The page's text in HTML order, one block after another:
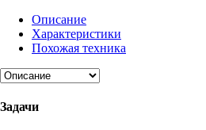
Описание
Характеристики
Похожая техника
Задачи